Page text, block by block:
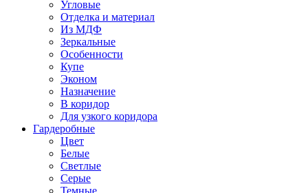
Угловые
Отделка и материал
Из МДФ
Зеркальные
Особенности
Купе
Эконом
Назначение
В коридор
Для узкого коридора
Гардеробные
Цвет
Белые
Светлые
Серые
Темные